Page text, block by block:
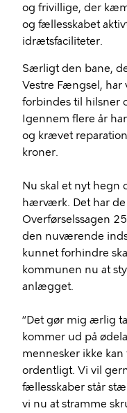
og frivillige, der
og fællesskabet
idrætsfaciliteter.
Særligt den bane,
Vestre Fængsel,
forbindes til hilsner
Igennem flere år
og krævet
kroner.
Nu skal et nyt hegn
hærværk. Det har
Overførselssagen
den nuværende
kunnet forhindre
kommunen nu at
anlægget.
“Det gør mig ærlig
kommer ud på
mennesker ikke
ordentligt. Vi vil
fællesskaber står
vi nu at stramme